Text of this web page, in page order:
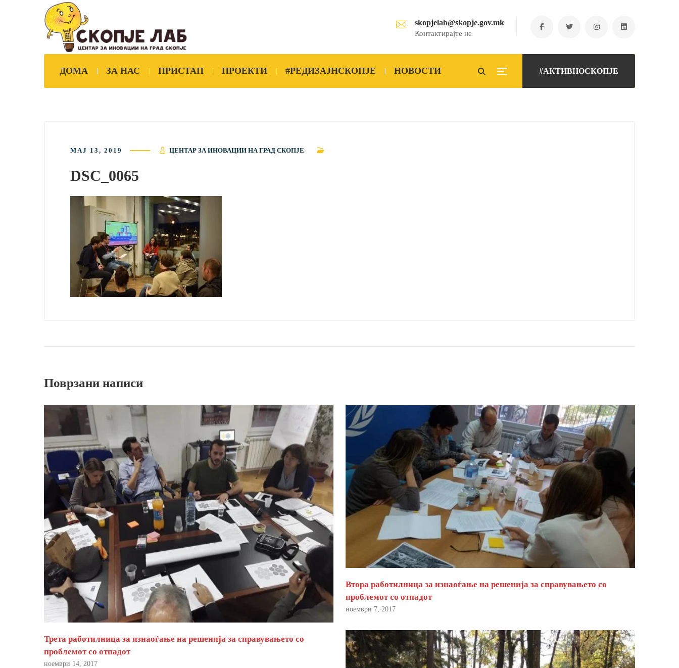
skopjelab@skopje.gov.mk
Контактирајте не
#АКТИВНОСКОПЈЕ
ДОМА ЗА НАС ПРИСТАП ПРОЕКТИ #РЕДИЗАЈНСКОПЈЕ НОВОСТИ
МАЈ 13, 2019 ЦЕНТАР ЗА ИНОВАЦИИ НА ГРАД СКОПЈЕ
DSC_0065
Поврзани написи
Трета работилница за изнаоѓање на решенија за справувањето со
проблемот со отпадот
ноември 14, 2017
Втора работилница за изнаоѓање на решенија за справувањето со
проблемот со отпадот
ноември 7, 2017